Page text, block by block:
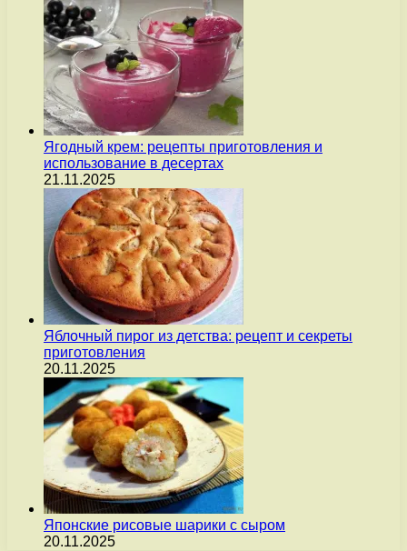
Ягодный крем: рецепты приготовления и
использование в десертах
21.11.2025
Яблочный пирог из детства: рецепт и секреты
приготовления
20.11.2025
Японские рисовые шарики с сыром
20.11.2025